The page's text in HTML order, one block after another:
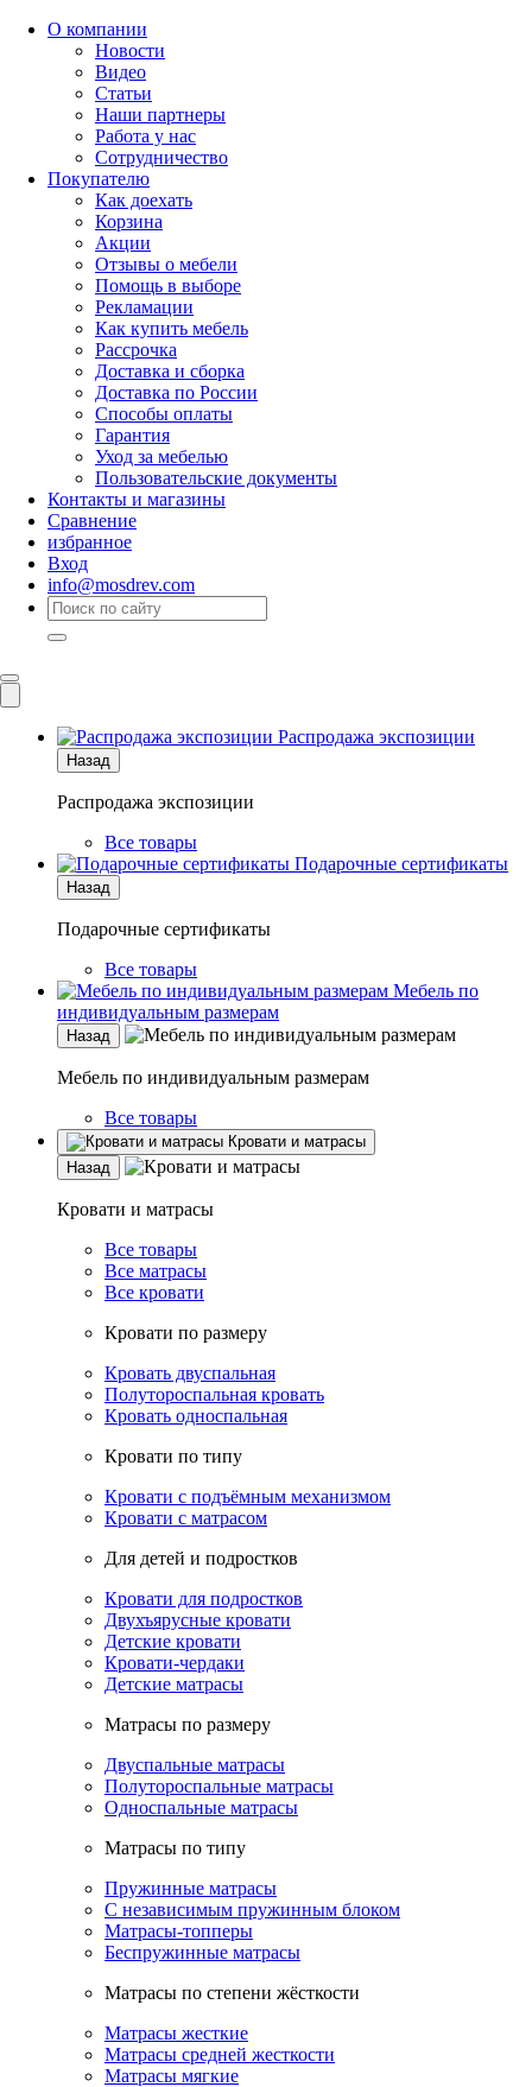
О компании
Новости
Видео
Статьи
Наши партнеры
Работа у нас
Сотрудничество
Покупателю
Как доехать
Корзина
Акции
Отзывы о мебели
Помощь в выборе
Рекламации
Как купить мебель
Рассрочка
Доставка и сборка
Доставка по России
Способы оплаты
Гарантия
Уход за мебелью
Пользовательские документы
Контакты и магазины
Сравнение
избранное
Вход
info@mosdrev.com
Распродажа экспозиции
Назад
Распродажа экспозиции
Все товары
Подарочные сертификаты
Назад
Подарочные сертификаты
Все товары
Мебель по
индивидуальным размерам
Назад
Мебель по индивидуальным размерам
Все товары
Кровати и матрасы
Назад
Кровати и матрасы
Все товары
Все матрасы
Все кровати
Кровати по размеру
Кровать двуспальная
Полутороспальная кровать
Кровать односпальная
Кровати по типу
Кровати с подъёмным механизмом
Кровати с матрасом
Для детей и подростков
Кровати для подростков
Двухъярусные кровати
Детские кровати
Кровати-чердаки
Детские матрасы
Матрасы по размеру
Двуспальные матрасы
Полутороспальные матрасы
Односпальные матрасы
Матрасы по типу
Пружинные матрасы
С независимым пружинным блоком
Матрасы-топперы
Беспружинные матрасы
Матрасы по степени жёсткости
Матрасы жесткие
Матрасы средней жесткости
Матрасы мягкие